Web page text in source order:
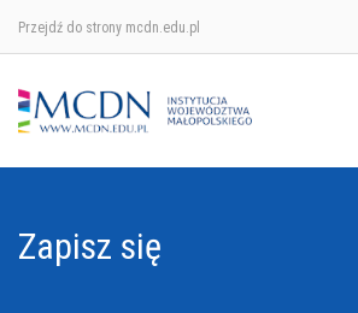
Przejdź do strony mcdn.edu.pl
Zapisz się
Ośrodek w
Ośrodek w Nowym
Ośrodek w